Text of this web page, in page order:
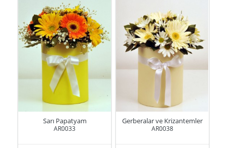
Sarı Papatyam
AR0033
Gerberalar ve Krizantemler
AR0038